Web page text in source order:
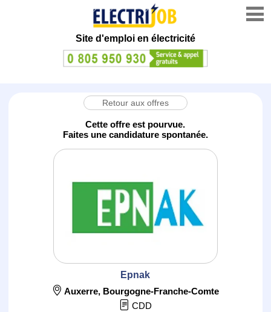
Site d'emploi en électricité
Retour aux offres
Cette offre est pourvue.
Faites une candidature spontanée.
Epnak
Auxerre, Bourgogne-Franche-Comte
CDD